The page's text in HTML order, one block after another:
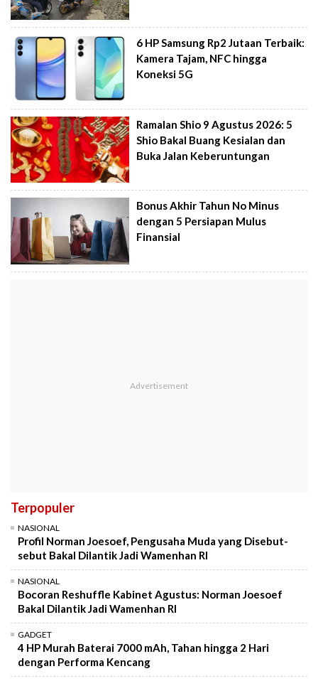
6 HP Samsung Rp2 Jutaan Terbaik:
Kamera Tajam, NFC hingga
Koneksi 5G
Ramalan Shio 9 Agustus 2026: 5
Shio Bakal Buang Kesialan dan
Buka Jalan Keberuntungan
Bonus Akhir Tahun No Minus
dengan 5 Persiapan Mulus
Finansial
Terpopuler
NASIONAL
Profil Norman Joesoef, Pengusaha Muda yang Disebut-
sebut Bakal Dilantik Jadi Wamenhan RI
NASIONAL
Bocoran Reshuffle Kabinet Agustus: Norman Joesoef
Bakal Dilantik Jadi Wamenhan RI
GADGET
4 HP Murah Baterai 7000 mAh, Tahan hingga 2 Hari
dengan Performa Kencang